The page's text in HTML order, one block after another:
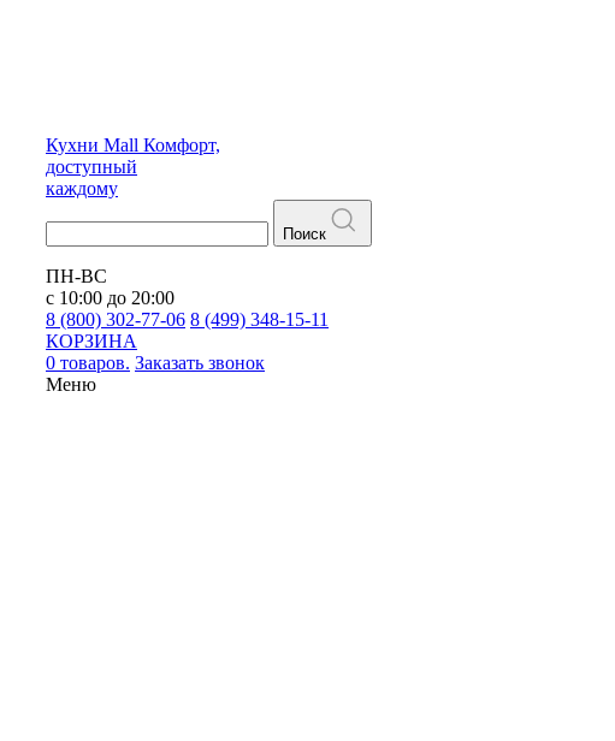
Кухни Mall Комфорт,
доступный
каждому
Поиск
ПН-ВС
с 10:00 до 20:00
8 (800) 302-77-06 8 (499) 348-15-11
КОРЗИНА
0 товаров. Заказать звонок
Меню